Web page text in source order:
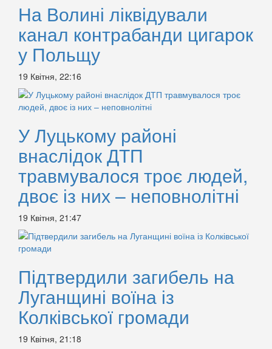
На Волині ліквідували
канал контрабанди цигарок
у Польщу
19 Квітня, 22:16
У Луцькому районі
внаслідок ДТП
травмувалося троє людей,
двоє із них – неповнолітні
19 Квітня, 21:47
Підтвердили загибель на
Луганщині воїна із
Колківської громади
19 Квітня, 21:18